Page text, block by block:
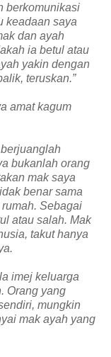
berkomunikasi
keadaan saya
dan ayah
ia betul atau
yakin dengan
teruskan.”
amat kagum
bukanlah orang
mak saya
benar sama
Sebagai
atau salah. Mak
takut hanya
imej keluarga
Orang yang
mungkin
mak ayah yang